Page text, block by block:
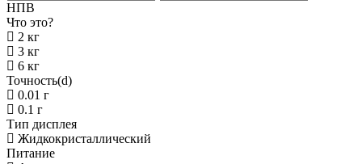
НПВ
Что это?
2 кг
3 кг
6 кг
Точность(d)
0.01 г
0.1 г
Тип дисплея
Жидкокристаллический
Питание